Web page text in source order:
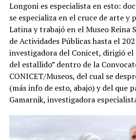
Longoni es especialista en esto:
se especializa en el cruce de arte y
Latina y trabajó en el Museo Reina
de Actividades Públicas hasta el
investigadora del Conicet, dirigió el
del estallido” dentro de la
CONICET/Museos, del cual se
(más info de esto, abajo) y del que
Gamarnik, investigadora